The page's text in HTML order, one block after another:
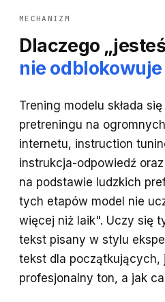
MECHANIZM
Dlaczego
nie odblokowuje
Trening modelu składa
pretreningu na
internetu, instruction
instrukcja-odpowiedź
na podstawie ludzkich
tych etapów model nie
więcej niż laik". Uczy się
tekst pisany w stylu
tekst dla początkujących,
profesjonalny ton, a jak